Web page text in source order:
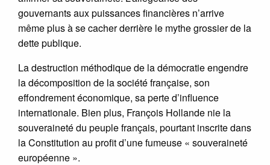
gouvernants aux puissances financières n’arrive
même plus à se cacher derrière le mythe grossier de la
dette publique.
La destruction méthodique de la démocratie engendre
la décomposition de la société française, son
effondrement économique, sa perte d’influence
internationale. Bien plus, François Hollande nie la
souveraineté du peuple français, pourtant inscrite dans
la Constitution au profit d’une fumeuse « souveraineté
européenne ».